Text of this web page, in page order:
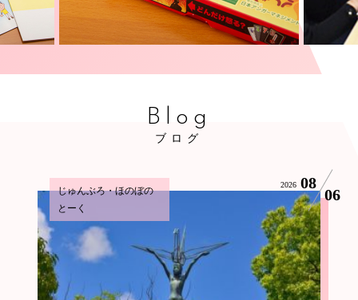
Blog
ブログ
じゅんぶろ・ほのぼの
とーく
2026 08
06